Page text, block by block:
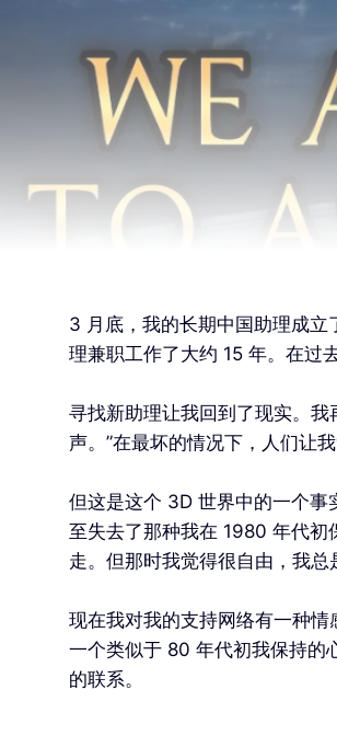
3 月底，我的长期中国助理成
理兼职工作了大约 15 年。在过
寻找新助理让我回到了现实。
声。”在最坏的情况下，人们让
但这是这个 3D 世界中的一个事
至失去了那种我在 1980 年代初
走。但那时我觉得很自由，我总
现在我对我的支持网络有一种
一个类似于 80 年代初我保持的
的联系。